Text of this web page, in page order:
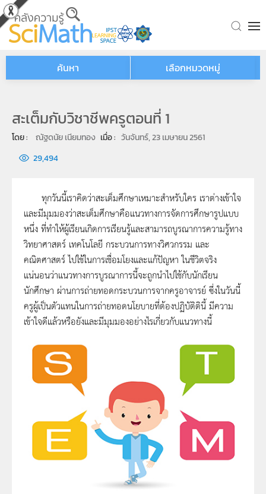
Skip to main content
ค้นหา เลือกหมวดหมู่
สะเต็มกับวิชาชีพครูตอนที่ 1
โดย : ณัฐดนัย เนียมทอง เมื่อ : วันจันทร์, 23 เมษายน 2561
29,494
ทุกวันนี้เราคิดว่าสะเต็มศึกษาเหมาะสำหรับใคร เราต่างเข้าใจ
และมีมุมมองว่าสะเต็มศึกษาคือแนวทางการจัดการศึกษารูปแบบ
หนึ่ง ที่ทำให้ผู้เรียนเกิดการเรียนรู้และสามารถบูรณาการความรู้ทาง
วิทยาศาสตร์ เทคโนโลยี กระบวนการทางวิศวกรรม และ
คณิตศาสตร์ ไปใช้ในการเชื่อมโยงและแก้ปัญหา ในชีวิตจริง
แน่นอนว่าแนวทางการบูรณาการนี้จะถูกนำไปใช้กับนักเรียน
นักศึกษา ผ่านการถ่ายทอดกระบวนการจากครูอาจารย์ ซึ่งในวันนี้
ครูผู้เป็นตัวแทนในการถ่ายทอดนโยบายที่ต้องปฏิบัติตินี้ มีความ
เข้าใจดีแล้วหรือยังและมีมุมมองอย่างไรเกี่ยวกับแนวทางนี้